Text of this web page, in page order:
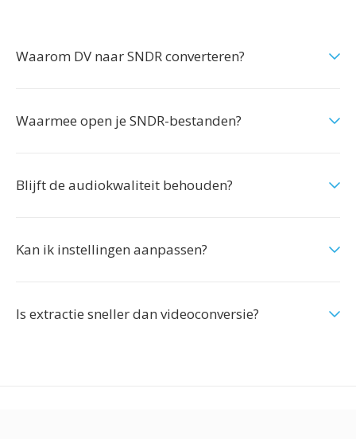
Waarom DV naar SNDR converteren?
Waarmee open je SNDR-bestanden?
Blijft de audiokwaliteit behouden?
Kan ik instellingen aanpassen?
Is extractie sneller dan videoconversie?